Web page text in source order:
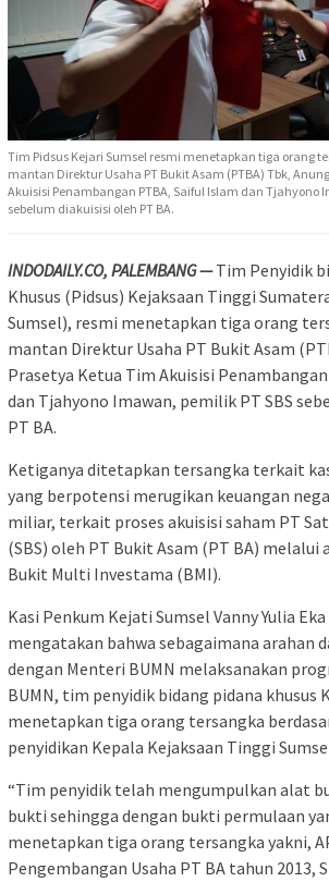
Tim Pidsus Kejari Sumsel resmi menetapkan tiga orang
mantan Direktur Usaha PT Bukit Asam (PTBA) Tbk,
Akuisisi Penambangan PTBA, Saiful Islam dan Tjahyono
sebelum diakuisisi oleh PT BA.
INDODAILY.CO, PALEMBANG — Tim Penyidik
Khusus (Pidsus) Kejaksaan Tinggi
Sumsel), resmi menetapkan tiga orang
mantan Direktur Usaha PT Bukit Asam
Prasetya Ketua Tim Akuisisi
dan Tjahyono Imawan, pemilik PT SBS
PT BA.
Ketiganya ditetapkan tersangka terkait
yang berpotensi merugikan keuangan
miliar, terkait proses akuisisi saham PT
(SBS) oleh PT Bukit Asam (PT BA) melalui
Bukit Multi Investama (BMI).
Kasi Penkum Kejati Sumsel Vanny Yulia Eka
mengatakan bahwa sebagaimana arahan
dengan Menteri BUMN melaksanakan
BUMN, tim penyidik bidang pidana khusus
menetapkan tiga orang tersangka
penyidikan Kepala Kejaksaan Tinggi
“Tim penyidik telah mengumpulkan alat
bukti sehingga dengan bukti permulaan
menetapkan tiga orang tersangka yakni,
Pengembangan Usaha PT BA tahun 2013,